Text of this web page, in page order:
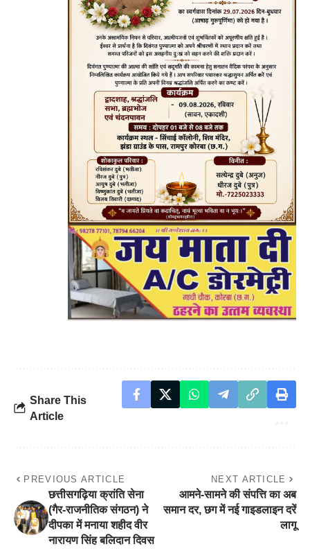
Share This
Article
PREVIOUS ARTICLE
छत्तीसगढ़िया क्रांति सेना
(गैर-राजनीतिक संगठन) ने
दीपका में मनाया शहीद वीर
नारायण सिंह बलिदान दिवस
NEXT ARTICLE
आमने-सामने की संपत्ति का अब
समान दर, छग में नई गाइडलाइन दरें
लागू